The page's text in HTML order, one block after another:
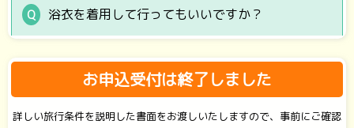
浴衣を着用して行ってもいいですか？
お申込受付は終了しました
詳しい旅行条件を説明した書面をお渡しいたしますので、事前にご確認